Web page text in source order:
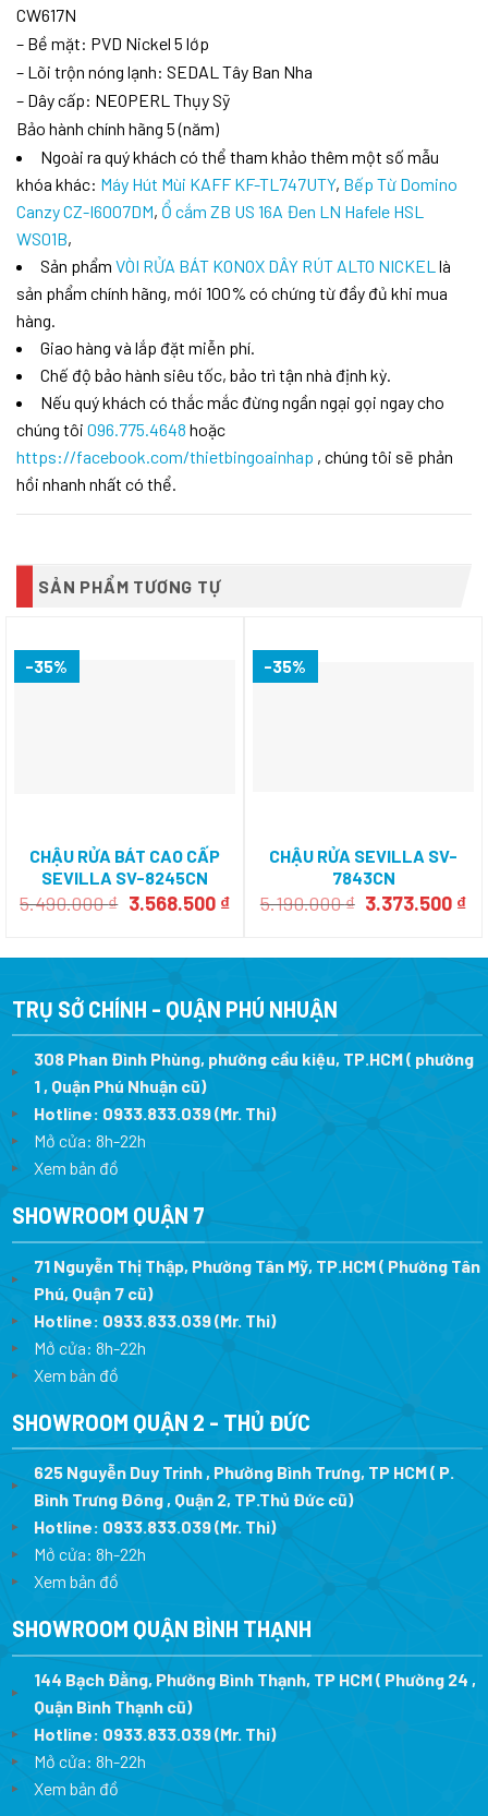
CW617N
– Bề mặt: PVD Nickel 5 lớp
– Lõi trộn nóng lạnh: SEDAL Tây Ban Nha
– Dây cấp: NEOPERL Thụy Sỹ
Bảo hành chính hãng 5 (năm)
Ngoài ra quý khách có thể tham khảo thêm một số mẫu
khóa khác: Máy Hút Mùi KAFF KF-TL747UTY, Bếp Từ Domino
Canzy CZ-I6007DM, Ổ cắm ZB US 16A Đen LN Hafele HSL
WS01B,
Sản phẩm VÒI RỬA BÁT KONOX DÂY RÚT ALTO NICKEL là
sản phẩm chính hãng, mới 100% có chứng từ đầy đủ khi mua
hàng.
Giao hàng và lắp đặt miễn phí.
Chế độ bảo hành siêu tốc, bảo trì tận nhà định kỳ.
Nếu quý khách có thắc mắc đừng ngần ngại gọi ngay cho
chúng tôi 096.775.4648 hoặc
https://facebook.com/thietbingoainhap , chúng tôi sẽ phản
hồi nhanh nhất có thể.
SẢN PHẨM TƯƠNG TỰ
-35%
CHẬU RỬA BÁT CAO CẤP
SEVILLA SV-8245CN
5.490.000₫ Giá
5.490.000 ₫.
3.568.500 ₫Giá
là:
-35%
CHẬU RỬA SEVILLA SV-
7843CN
5.190.000₫ Giá
5.190.000 ₫.
3.373.500 ₫
là:
TRỤ SỞ CHÍNH - QUẬN PHÚ NHUẬN
308 Phan Đình Phùng, phường cầu kiệu, TP.HCM ( phường
1 , Quận Phú Nhuận cũ)
Hotline: 0933.833.039(Mr. Thi)
Mở cửa: 8h-22h
Xem bản đồ
SHOWROOM QUẬN 7
71 Nguyễn Thị Thập, Phường Tân Mỹ, TP.HCM ( Phường Tân
Phú, Quận 7 cũ)
Hotline: 0933.833.039(Mr. Thi)
Mở cửa: 8h-22h
Xem bản đồ
SHOWROOM QUẬN 2 - THỦ ĐỨC
625 Nguyễn Duy Trinh , Phường Bình Trưng, TP HCM ( P.
Bình Trưng Đông , Quận 2, TP.Thủ Đức cũ)
Hotline: 0933.833.039(Mr. Thi)
Mở cửa: 8h-22h
Xem bản đồ
SHOWROOM QUẬN BÌNH THẠNH
144 Bạch Đằng, Phường Bình Thạnh, TP HCM ( Phường 24 ,
Quận Bình Thạnh cũ)
Hotline: 0933.833.039(Mr. Thi)
Mở cửa: 8h-22h
Xem bản đồ